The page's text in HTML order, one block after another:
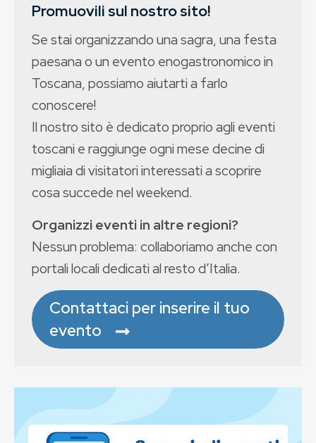
Promuovili sul nostro sito!
Se stai organizzando una sagra, una festa
paesana o un evento enogastronomico in
Toscana, possiamo aiutarti a farlo
conoscere!
Il nostro sito è dedicato proprio agli eventi
toscani e raggiunge ogni mese decine di
migliaia di visitatori interessati a scoprire
cosa succede nel weekend.
Organizzi eventi in altre regioni?
Nessun problema: collaboriamo anche con
portali locali dedicati al resto d’Italia.
Contattaci per inserire il tuo
evento